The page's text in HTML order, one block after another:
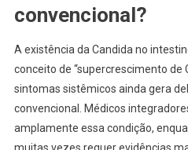
convencional?
A existência da Candida no
conceito de “supercrescimento de
sintomas sistêmicos ainda gera
convencional. Médicos
amplamente essa condição,
muitas vezes requer evidências